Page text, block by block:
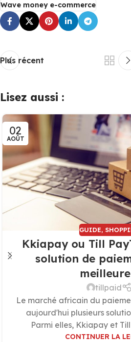
Wave money e-commerce
Plus récent
Lisez aussi :
02
AOÛT
GUIDE,
Kkiapay ou Till
solution de
tillpaid
Le marché africain du
aujourd'hui plusieurs
Parmi elles, Kkiapay et
CONTINUER LA